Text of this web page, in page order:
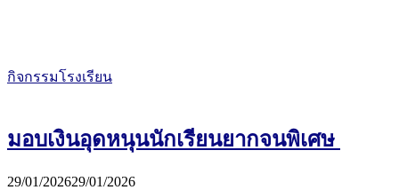
กิจกรรมโรงเรียน
มอบเงินอุดหนุนนักเรียนยากจนพิเศษ
29/01/202629/01/2026